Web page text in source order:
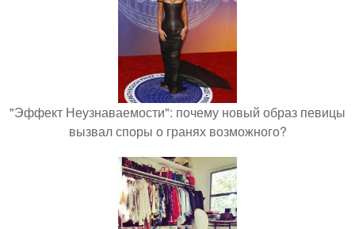
"Эффект Неузнаваемости": почему новый образ певицы
вызвал споры о гранях возможного?